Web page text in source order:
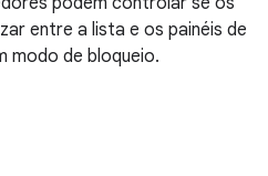
entre a lista e os painéis de
modo de bloqueio.